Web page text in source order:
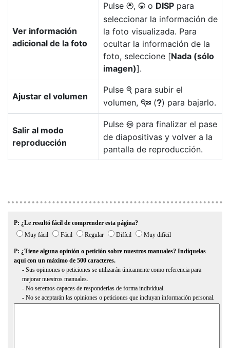
Ver información
adicional de la foto
Pulse 1, 3 o DISP para
seleccionar la información de
la foto visualizada. Para
ocultar la información de la
foto, seleccione [Nada (sólo
imagen)].
Ajustar el volumen
Pulse X para subir el
volumen, W (Q) para bajarlo.
Salir al modo
reproducción
Pulse J para finalizar el pase
de diapositivas y volver a la
pantalla de reproducción.